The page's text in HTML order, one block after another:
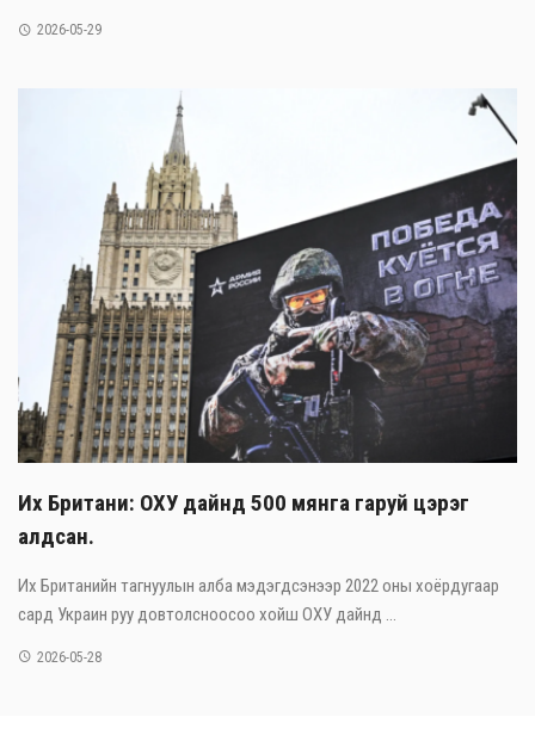
2026-05-29
Их Британи: ОХУ дайнд 500 мянга гаруй цэрэг
алдсан.
Их Британийн тагнуулын алба мэдэгдсэнээр 2022 оны хоёрдугаар
сард Украин руу довтолсноосоо хойш ОХУ дайнд ...
2026-05-28